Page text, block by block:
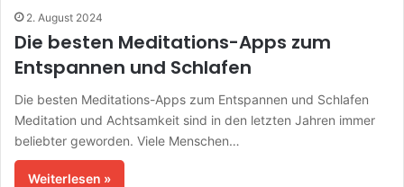
2. August 2024
Die besten Meditations-Apps zum
Entspannen und Schlafen
Die besten Meditations-Apps zum Entspannen und Schlafen
Meditation und Achtsamkeit sind in den letzten Jahren immer
beliebter geworden. Viele Menschen…
Weiterlesen »